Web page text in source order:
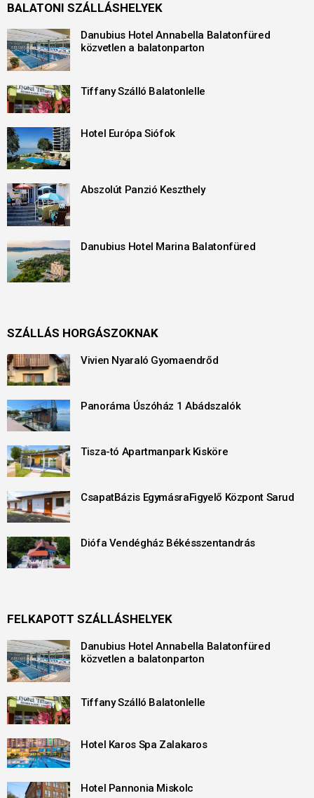
BALATONI SZÁLLÁSHELYEK
Danubius Hotel Annabella Balatonfüred
közvetlen a balatonparton
Tiffany Szálló Balatonlelle
Hotel Európa Siófok
Abszolút Panzió Keszthely
Danubius Hotel Marina Balatonfüred
SZÁLLÁS HORGÁSZOKNAK
Vivien Nyaraló Gyomaendrőd
Panoráma Úszóház 1 Abádszalók
Tisza-tó Apartmanpark Kisköre
CsapatBázis EgymásraFigyelő Központ Sarud
Diófa Vendégház Békésszentandrás
FELKAPOTT SZÁLLÁSHELYEK
Danubius Hotel Annabella Balatonfüred
közvetlen a balatonparton
Tiffany Szálló Balatonlelle
Hotel Karos Spa Zalakaros
Hotel Pannonia Miskolc